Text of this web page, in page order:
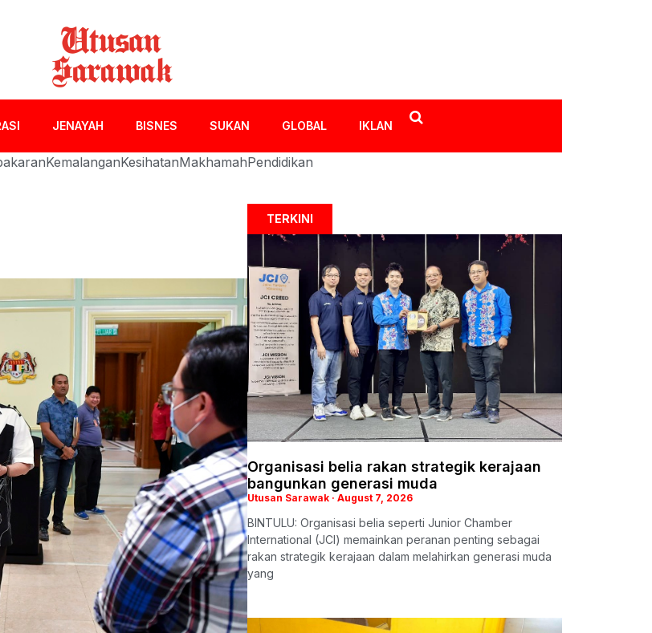
JENAYAH BISNES SUKAN GLOBAL IKLAN
KemalanganKesihatanMakhamahPendidikan
TERKINI
Organisasi belia rakan strategik kerajaan
bangunkan generasi muda
Utusan Sarawak August 7, 2026
BINTULU: Organisasi belia seperti Junior Chamber
International (JCI) memainkan peranan penting sebagai
rakan strategik kerajaan dalam melahirkan generasi muda
yang